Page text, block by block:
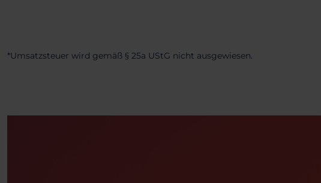
*Umsatzsteuer wird gemäß § 25a UStG nicht ausgewiesen.